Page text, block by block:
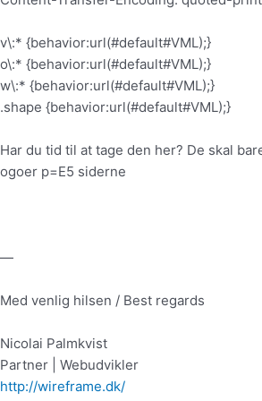
v\:* {behavior:url(#default#VML);}
o\:* {behavior:url(#default#VML);}
w\:* {behavior:url(#default#VML);}
.shape {behavior:url(#default#VML);}
Har du tid til at tage den her? De skal
ogoer p=E5 siderne
—
Med venlig hilsen / Best regards
Nicolai Palmkvist
Partner | Webudvikler
http://wireframe.dk/